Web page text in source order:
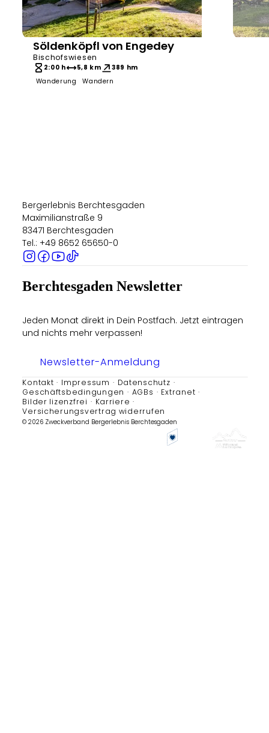
Bergerlebnis Berctesgaden
Söldenköpfl von Engedey
Bischofswiesen
2:00 h 5,8 km
389 hm
Wanderung
Wandern
Bergerlebnis Berchtesgaden
Maximilianstraße 9
83471 Berchtesgaden
Tel.: +49 8652 65650-0
Berchtesgaden Newsletter
Jeden Monat direkt in Dein Postfach. Jetzt eintragen
und nichts mehr verpassen!
Newsletter-Anmeldung
Kontakt Impressum
Datenschutz
Geschäftsbedingungen
AGBs
Extranet
Bilder lizenzfrei
Karriere
Versicherungsvertrag widerrufen
© 2026 Zweckverband Bergerlebnis Berchtesgaden